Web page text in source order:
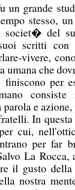
un grande
stesso,
societ� del
scritti
vivere,
umana che
finiscono per
consiste
e
In
cui,
per
La
il gusto della
nostra